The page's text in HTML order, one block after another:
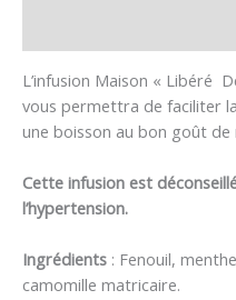
L’infusion Maison « Libéré
vous permettra de faciliter
une boisson au bon goût
Cette infusion est
l’hypertension.
Ingrédients : Fenouil,
camomille matricaire.